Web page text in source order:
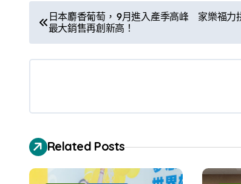
文
章
導
日本麝香葡萄， 9月進入產季高峰 家樂福力
最大銷售再創新高！
Related Posts